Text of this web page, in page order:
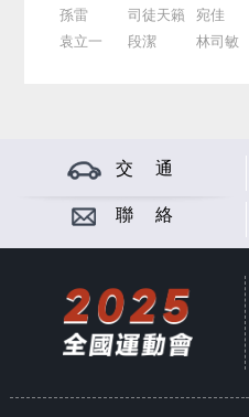
孫雷
司徒天籟 宛佳
袁立一
段潔 林司敏
交 通
聯 絡